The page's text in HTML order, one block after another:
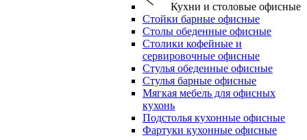
Кухни и столовые офисные
Стойки барные офисные
Столы обеденные офисные
Столики кофейные и
сервировочные офисные
Стулья обеденные офисные
Стулья барные офисные
Мягкая мебель для офисных
кухонь
Подстолья кухонные офисные
Фартуки кухонные офисные